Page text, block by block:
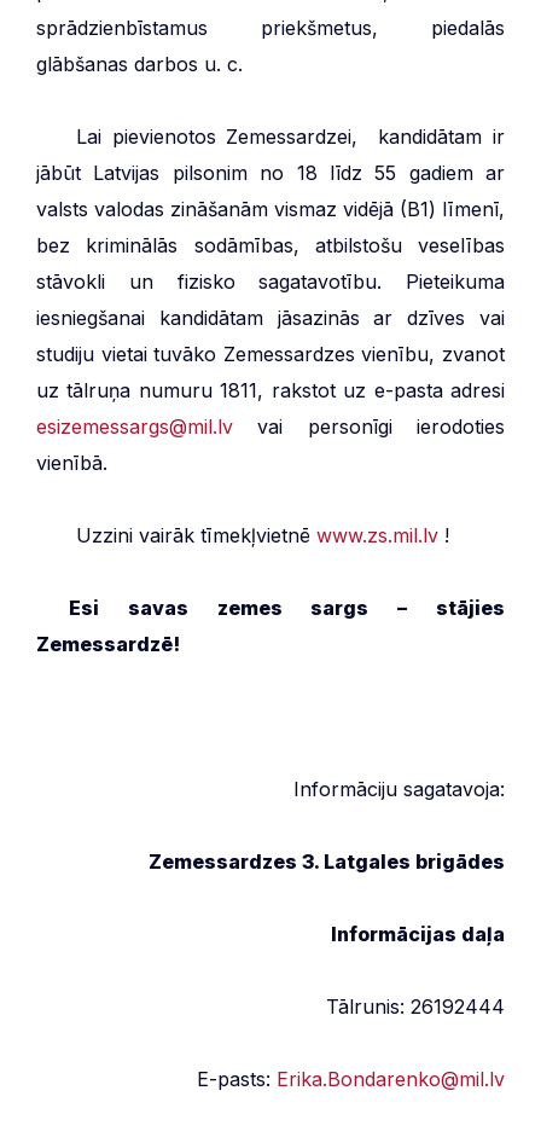
sprādzienbīstamus priekšmetus, piedalās
glābšanas darbos u. c.
Lai pievienotos Zemessardzei, kandidātam ir
jābūt Latvijas pilsonim no 18 līdz 55 gadiem ar
valsts valodas zināšanām vismaz vidējā (B1) līmenī,
bez kriminālās sodāmības, atbilstošu veselības
stāvokli un fizisko sagatavotību. Pieteikuma
iesniegšanai kandidātam jāsazinās ar dzīves vai
studiju vietai tuvāko Zemessardzes vienību, zvanot
uz tālruņa numuru 1811, rakstot uz e-pasta adresi
esizemessargs@mil.lv vai personīgi ierodoties
vienībā.
Uzzini vairāk tīmekļvietnē www.zs.mil.lv !
Esi savas zemes sargs – stājies
Zemessardzē!
Informāciju sagatavoja:
Zemessardzes 3. Latgales brigādes
Informācijas daļa
Tālrunis: 26192444
E-pasts: Erika.Bondarenko@mil.lv